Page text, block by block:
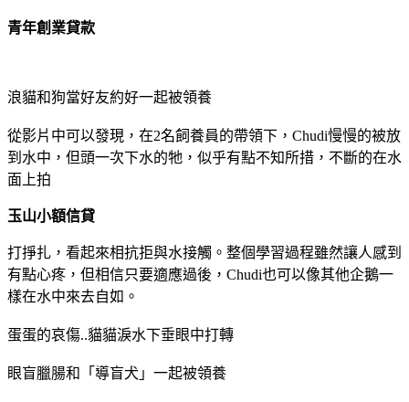
青年創業貸款
浪貓和狗當好友約好一起被領養
從影片中可以發現，在2名飼養員的帶領下，Chudi慢慢的被放
到水中，但頭一次下水的牠，似乎有點不知所措，不斷的在水
面上拍
玉山小額信貸
打掙扎，看起來相抗拒與水接觸。整個學習過程雖然讓人感到
有點心疼，但相信只要適應過後，Chudi也可以像其他企鵝一
樣在水中來去自如。
蛋蛋的哀傷..貓貓淚水下垂眼中打轉
眼盲臘腸和「導盲犬」一起被領養